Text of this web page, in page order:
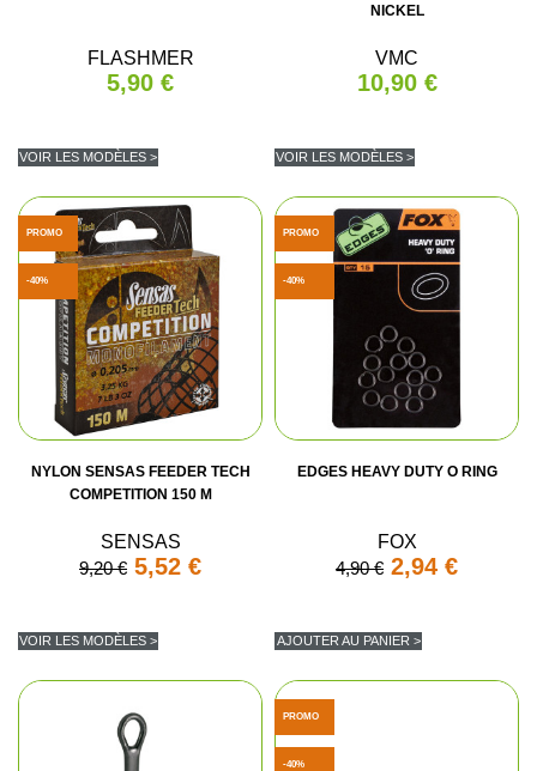
FLASHMER
5,90 €
VOIR LES MODÈLES >
NICKEL
VMC
10,90 €
VOIR LES MODÈLES >
NYLON SENSAS FEEDER TECH
COMPETITION 150 M
SENSAS
9,20 € 5,52 €
VOIR LES MODÈLES >
PROMO
-40%
EDGES HEAVY DUTY O RING
FOX
4,90 € 2,94 €
AJOUTER AU PANIER >
PROMO
-40%
PROMO
-40%